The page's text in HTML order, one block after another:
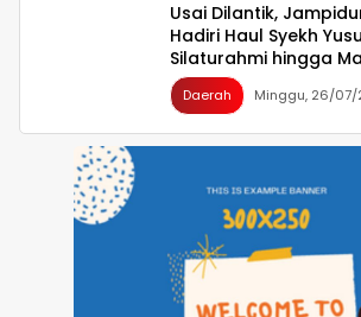
Usai Dilantik,
Hadiri Haul Syekh
Silaturahmi hingga
Makassar
Daerah Minggu, 26/07/